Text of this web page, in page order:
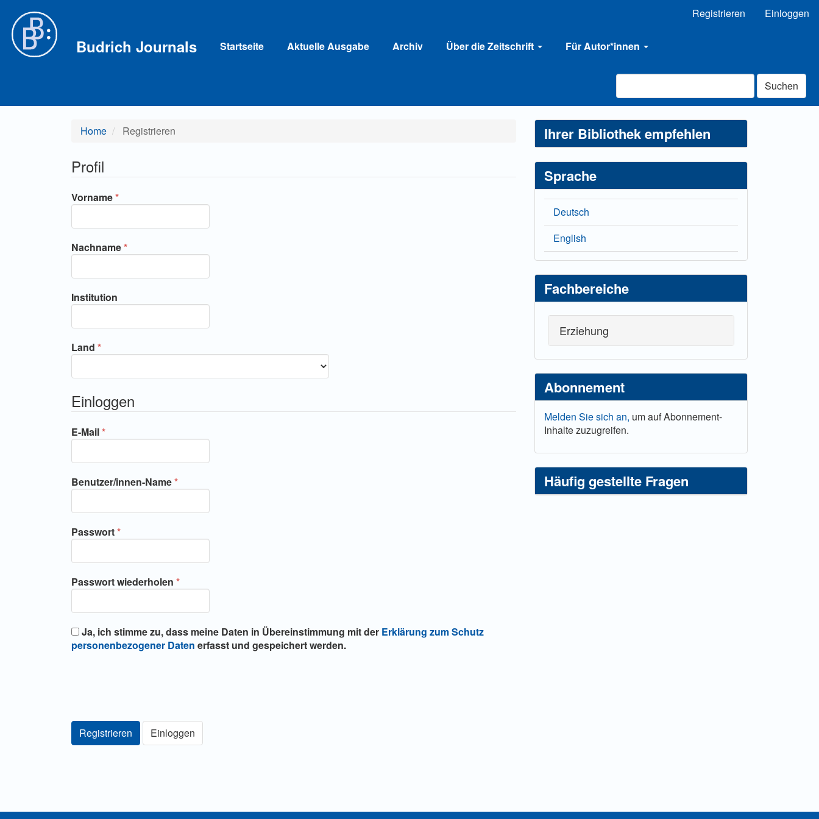
Hauptinhalt
Sidebar
Registrieren Einloggen
Budrich Journals Startseite Aktuelle Ausgabe Archiv Über die Zeitschrift Für Autor*innen
Suchen
Home Registrieren
Profil
Vorname*Erforderlich
Nachname*Erforderlich
Institution
Land *Erforderlich
Einloggen
E-Mail*Erforderlich
Benutzer/innen-Name*Erforderlich
Passwort*Erforderlich
Passwort wiederholen *Erforderlich
Ja, ich stimme zu, dass meine Daten in Übereinstimmung mit der Erklärung zum Schutz
personenbezogener Daten erfasst und gespeichert werden.
Registrieren Einloggen
Ihrer Bibliothek empfehlen
Sprache
Deutsch
English
Fachbereiche
Erziehung
Abonnement
Melden Sie sich an, um auf Abonnement-
Inhalte zuzugreifen.
Häufig gestellte Fragen